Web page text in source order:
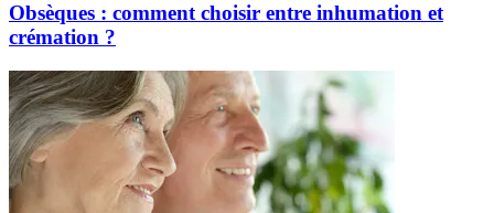
Obsèques : comment choisir entre inhumation et
crémation ?